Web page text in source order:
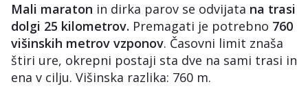
Mali maraton in dirka parov se odvijata na trasi
dolgi 25 kilometrov. Premagati je potrebno 760
višinskih metrov vzponov. Časovni limit znaša
štiri ure, okrepni postaji sta dve na sami trasi in
ena v cilju. Višinska razlika: 760 m.